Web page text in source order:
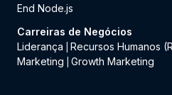
End Node.js
Carreiras de Negócios
Liderança
Recursos Humanos
Marketing
Growth Marketing